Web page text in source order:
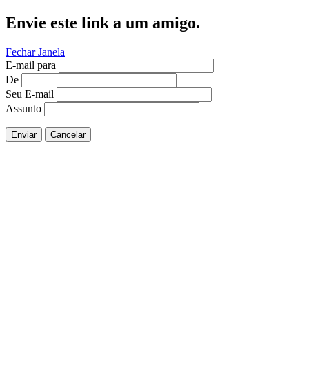
Envie este link a um amigo.
Fechar Janela
E-mail para
De
Seu E-mail
Assunto
Enviar Cancelar